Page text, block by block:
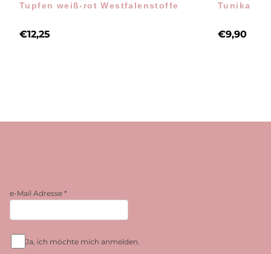
Tupfen weiß-rot Westfalenstoffe
€12,25
Tunika
€9,90
e-Mail Adresse *
Ja, ich möchte mich anmelden.